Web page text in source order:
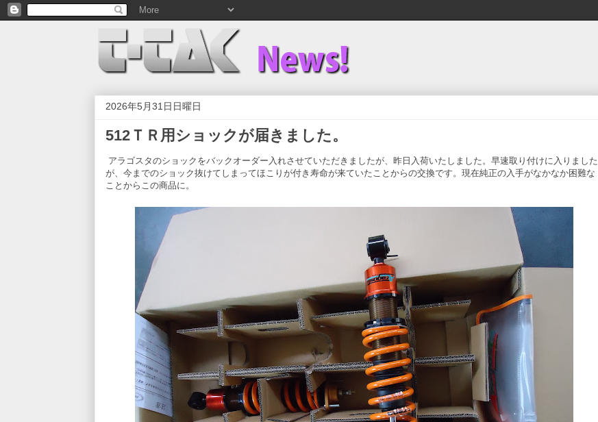
2026年5月31日日曜日
512ＴＲ用ショックが届きました。
アラゴスタのショックをバックオーダー入れさせていただきましたが、昨日入荷いたしました。早速取り付けに入りました
が、今までのショック抜けてしまってほこりが付き寿命が来ていたことからの交換です。現在純正の入手がなかなか困難な
ことからこの商品に。